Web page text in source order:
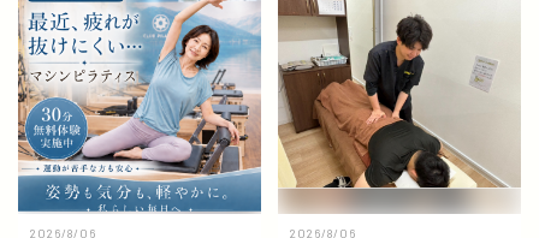
2026/8/06 2026/8/06